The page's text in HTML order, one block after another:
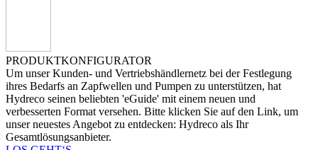
PRODUKTKONFIGURATOR
Um unser Kunden- und Vertriebshändlernetz bei der Festlegung
ihres Bedarfs an Zapfwellen und Pumpen zu unterstützen, hat
Hydreco seinen beliebten 'eGuide' mit einem neuen und
verbesserten Format versehen. Bitte klicken Sie auf den Link, um
unser neuestes Angebot zu entdecken: Hydreco als Ihr
Gesamtlösungsanbieter.